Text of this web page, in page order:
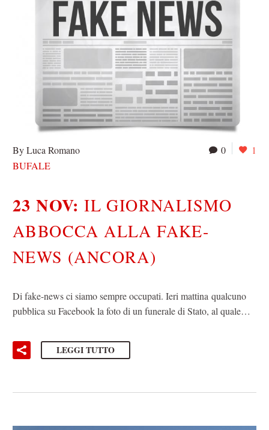
0 1
By Luca Romano
BUFALE
23 NOV:IL GIORNALISMO
ABBOCCA ALLA FAKE-
NEWS (ANCORA)
Di fake-news ci siamo sempre occupati. Ieri mattina qualcuno
pubblica su Facebook la foto di un funerale di Stato, al quale…
LEGGI TUTTO